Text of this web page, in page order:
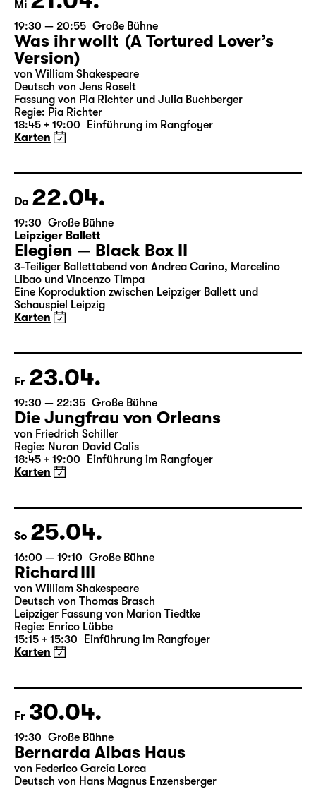
Mi 21.04.
19:30 — 20:55 Große Bühne
Was ihr wollt (A Tortured Lover’s
Version)
von William Shakespeare
Deutsch von Jens Roselt
18:45 + 19:00 Einführung im Rangfoyer
Karten
Do 22.04.
19:30 Große Bühne
Leipziger Ballett
Elegien — Black Box II
3-Teiliger Ballettabend von Andrea Carino, Marcelino
Schauspiel Leipzig
Karten
Fr 23.04.
19:30 — 22:35 Große Bühne
Die Jungfrau von Orleans
18:45 + 19:00 Einführung im Rangfoyer
Karten
So 25.04.
16:00 — 19:10 Große Bühne
Richard III
von William Shakespeare
Deutsch von Thomas Brasch
15:15 + 15:30 Einführung im Rangfoyer
Karten
Fr 30.04.